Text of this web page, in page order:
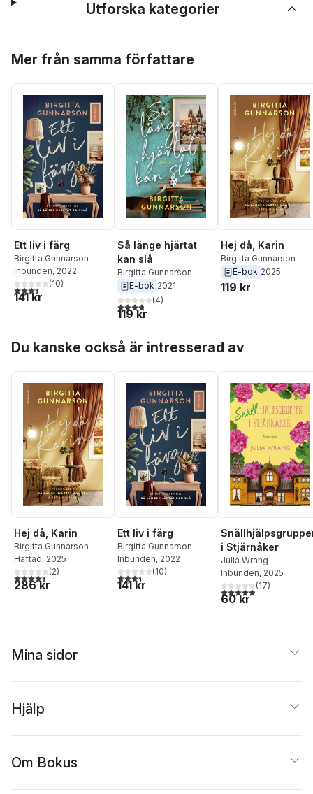
Utforska kategorier
Mer från samma författare
Ett liv i färg
Birgitta Gunnarson
Inbunden, 2022
3,4utav 5 stjärnor. Totalt antal röster:
(10)
141 kr
Så länge hjärtat
kan slå
Birgitta Gunnarson
E-bok 2021
3,8utav 5 stjärnor. Totalt antal röster:
(4)
119 kr
Hej då, Karin
Birgitta Gunnarson
E-bok 2025
119 kr
Du kanske också är intresserad av
Hej då, Karin
Birgitta Gunnarson
Häftad, 2025
4,5utav 5 stjärnor. Totalt antal röster:
(2)
286 kr
Ett liv i färg
Birgitta Gunnarson
Inbunden, 2022
3,4utav 5 stjärnor. Totalt antal röster:
(10)
141 kr
i Stjärnåker
Julia Wrang
Inbunden, 2025
4,9utav 5 stjärnor.
(17)
60 kr
Mina sidor
Hjälp
Om Bokus